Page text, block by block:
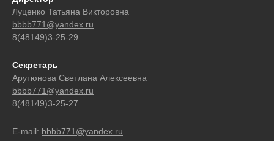
Луценко Татьяна Викторовна
bbbb771@yandex.ru
8(48149)3-25-29
Секретарь
Арутюнова Светлана Алексеевна
bbbb771@yandex.ru
8(48149)3-25-27
E-mail: bbbb771@yandex.ru